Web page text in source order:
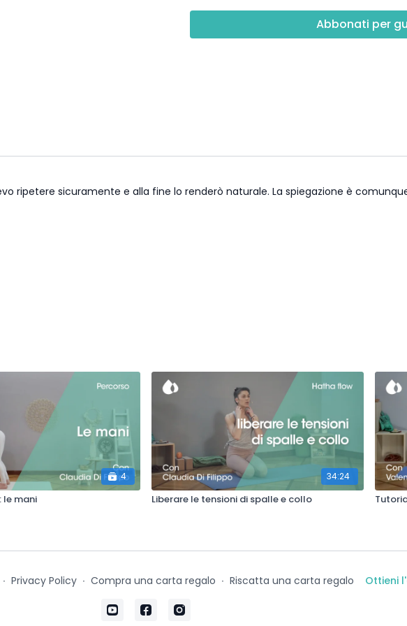
: un piccolo spazio alla parete
Abbonati per
ripetere sicuramente e alla fine lo renderò naturale. La spiegazione è
4
le mani
34:24
Liberare le tensioni di spalle e collo
∙ Privacy Policy ∙ Compra una carta regalo ∙ Riscatta una carta regalo Ottieni